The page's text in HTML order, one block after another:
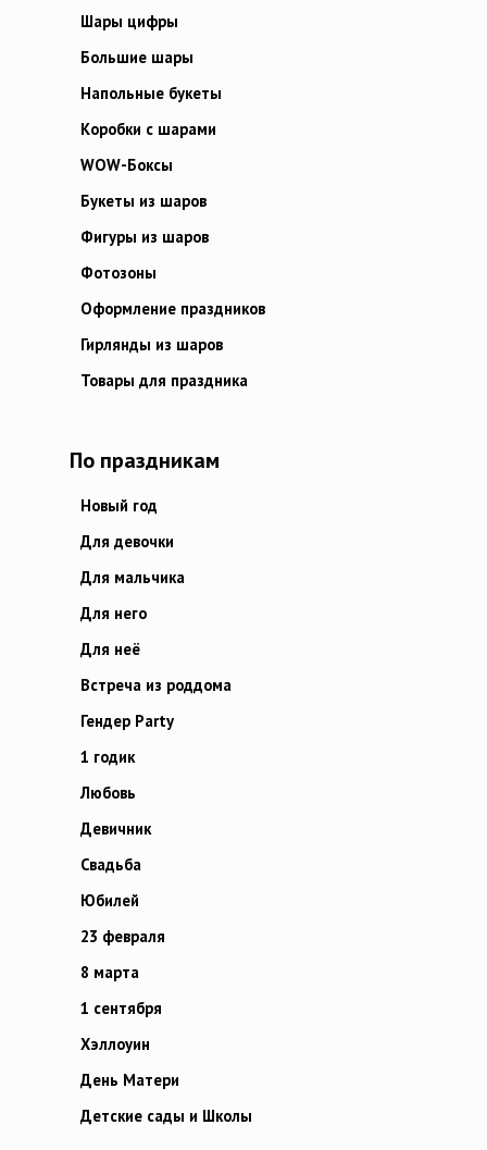
Шары цифры
Большие шары
Напольные букеты
Коробки с шарами
WOW-Боксы
Букеты из шаров
Фигуры из шаров
Фотозоны
Оформление праздников
Гирлянды из шаров
Товары для праздника
По праздникам
Новый год
Для девочки
Для мальчика
Для него
Для неё
Встреча из роддома
Гендер Party
1 годик
Любовь
Девичник
Свадьба
Юбилей
23 февраля
8 марта
1 сентября
Хэллоуин
День Матери
Детские сады и Школы